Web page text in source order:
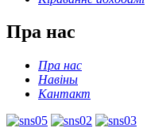
Пра нас
Пра нас
Навіны
Кантакт